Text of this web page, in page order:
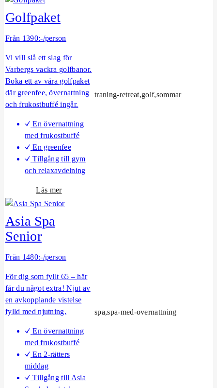
n
e
r
s
s
o
–
D
i
n
n
e
a
S
p
a
L
o
g
S
t
a
y
Golfpaket
Från 1390:-/person
Vi vill slå ett slag för
Varbergs vackra golfbanor.
Boka ett av våra golfpaket
där greenfee, övernattning
och frukostbuffé ingår.
En övernattning
med frukostbuffé
En greenfee
Tillgång till gym
och relaxavdelning
Läs mero
m
p
k
e
t
traning-retreat,golf,sommar
Asia Spa
Senior
Från 1480:-/person
För dig som fyllt 65 – här
får du något extra! Njut av
en avkopplande vistelse
fylld med njutning.
En övernattning
med frukostbuffé
En 2-rätters
middag
Tillgång till Asia
spa,spa-med-overnattning